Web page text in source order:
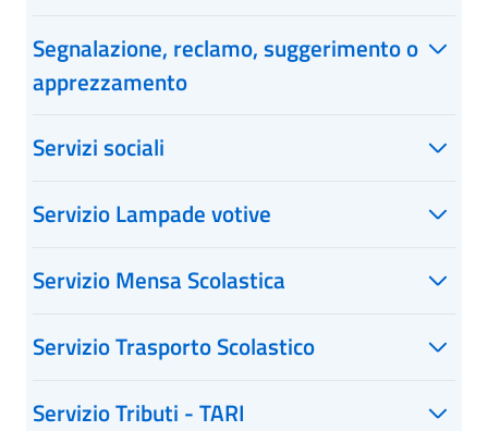
Segnalazione, reclamo, suggerimento o
apprezzamento
Servizi sociali
Servizio Lampade votive
Servizio Mensa Scolastica
Servizio Trasporto Scolastico
Servizio Tributi - TARI